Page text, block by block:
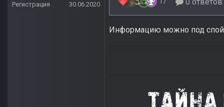
Регистрация
30.06.2020
Информацию можно под